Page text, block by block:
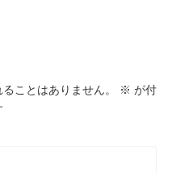
ことはありません。 ※ が付